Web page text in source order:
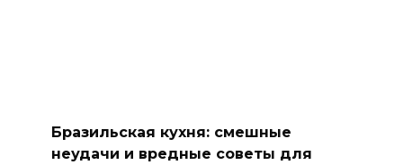
Бразильская кухня: смешные
неудачи и вредные советы для